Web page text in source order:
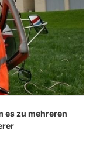
es zu mehreren